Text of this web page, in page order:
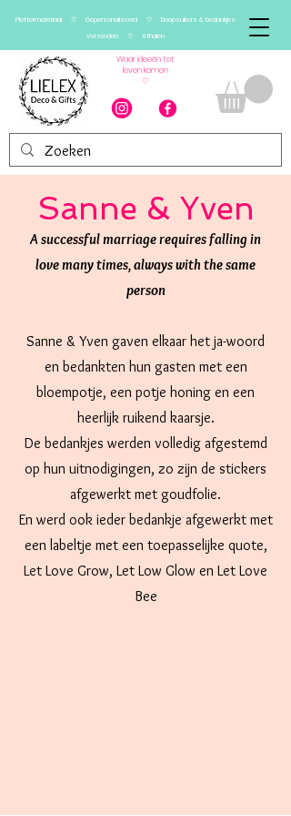
Plottermateriaal ♡ Gepersonaliseerd ♡ Doopsuikers & bedankjes
Verzenden ♡ Afhalen
Waar ideeën tot
leven komen
♡
Sanne & Yven
A successful marriage requires falling in
love many times, always with the same
person
Sanne & Yven gaven elkaar het ja-woord
en bedankten hun gasten met een
bloempotje, een potje honing en een
heerlijk ruikend kaarsje.
De bedankjes werden volledig afgestemd
op hun uitnodigingen, zo zijn de stickers
afgewerkt met goudfolie.
En werd ook ieder bedankje afgewerkt met
een labeltje met een toepasselijke quote,
Let Love Grow, Let Low Glow en Let Love
Bee